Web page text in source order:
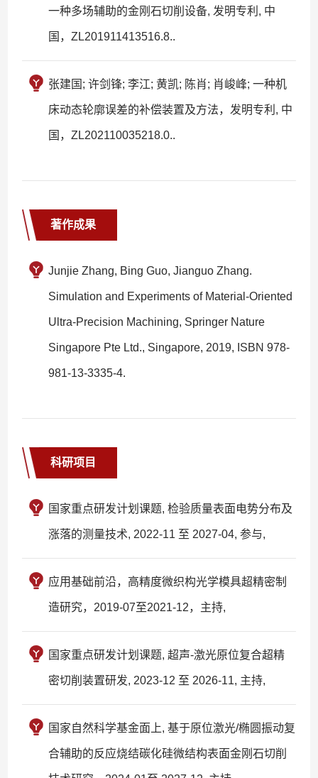
一种多场辅助的金刚石切削设备, 发明专利, 中
国，ZL201911413516.8..
张建国; 许剑锋; 李江; 黄凯; 陈肖; 肖峻峰; 一种机
床动态轮廓误差的补偿装置及方法，发明专利, 中
国，ZL202110035218.0..
著作成果
Junjie Zhang, Bing Guo, Jianguo Zhang.
Simulation and Experiments of Material-Oriented
Ultra-Precision Machining, Springer Nature
Singapore Pte Ltd., Singapore, 2019, ISBN 978-
981-13-3335-4.
科研项目
国家重点研发计划课题, 检验质量表面电势分布及
涨落的测量技术, 2022-11 至 2027-04, 参与,
应用基础前沿，高精度微织构光学模具超精密制
造研究，2019-07至2021-12，主持,
国家重点研发计划课题, 超声-激光原位复合超精
密切削装置研发, 2023-12 至 2026-11, 主持,
国家自然科学基金面上, 基于原位激光/椭圆振动复
合辅助的反应烧结碳化硅微结构表面金刚石切削